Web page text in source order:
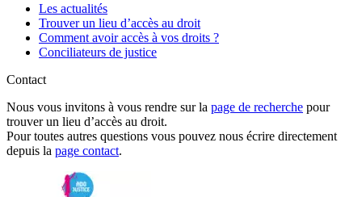
Les actualités
Trouver un lieu d’accès au droit
Comment avoir accès à vos droits ?
Conciliateurs de justice
Contact
Nous vous invitons à vous rendre sur la page de recherche pour
trouver un lieu d’accès au droit.
Pour toutes autres questions vous pouvez nous écrire directement
depuis la page contact.